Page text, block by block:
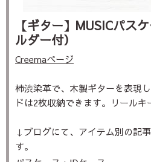
【ギター】MUSICパス
ルダー付）
Creemaページ
柿渋染革で、木製ギターを表現
ドは2枚収納できます。リールキ
↓ブログにて、アイテム別の記
す。